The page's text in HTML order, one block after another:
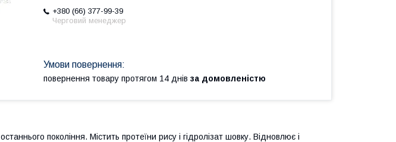
+380 (66) 377-99-39
Черговий менеджер
повернення товару протягом 14 днів за домовленістю
останнього покоління. Містить протеїни рису і гідролізат шовку. Відновлює і